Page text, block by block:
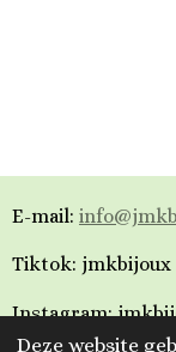
Deze website
E-mail:
Tiktok: jmkbijoux
Instagram: